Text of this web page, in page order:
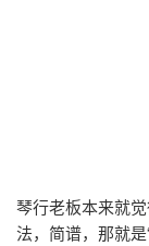
琴行老板本来就
法，简谱，那就是